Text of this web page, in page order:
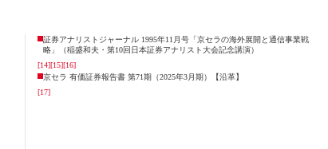
証券アナリストジャーナル 1995年11月号「京セラの海外展開と通信事業戦
略」（稲盛和夫・第10回日本証券アナリスト大会記念講演）
[14][15][16]
京セラ 有価証券報告書 第71期（2025年3月期）【沿革】
[17]